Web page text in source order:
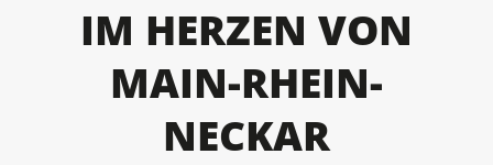
IM HERZEN VON
MAIN-RHEIN-
NECKAR